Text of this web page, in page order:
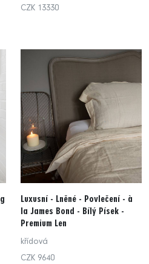
CZK 13330
Luxusní - Lněné - Povlečení - à
la James Bond - Bílý Písek -
Premium Len
křídová
CZK 9640